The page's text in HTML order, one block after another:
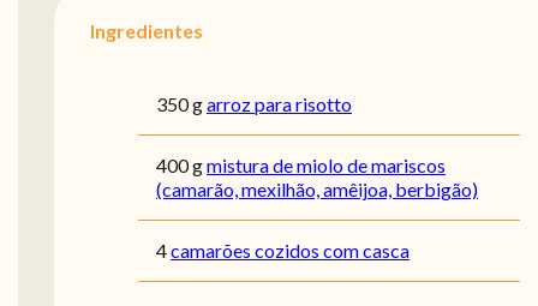
Ingredientes
350 garroz para risotto
400 gmistura de miolo de mariscos
(camarão, mexilhão, amêijoa, berbigão)
4camarões cozidos com casca